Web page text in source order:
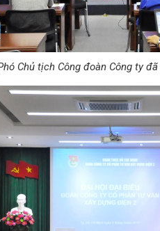
Chủ tịch Công đoàn Công ty